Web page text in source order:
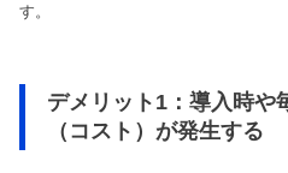
す。
デメリット1：導入時や
（コスト）が発生する